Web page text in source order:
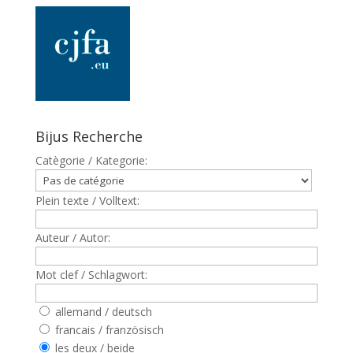
Bijus Recherche
Catègorie / Kategorie:
Plein texte / Volltext:
Auteur / Autor:
Mot clef / Schlagwort:
allemand / deutsch
francais / französisch
les deux / beide